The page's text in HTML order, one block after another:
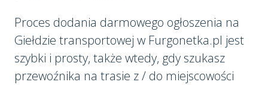
Proces dodania darmowego ogłoszenia na
Giełdzie transportowej w Furgonetka.pl jest
szybki i prosty, także wtedy, gdy szukasz
przewoźnika na trasie z / do miejscowości